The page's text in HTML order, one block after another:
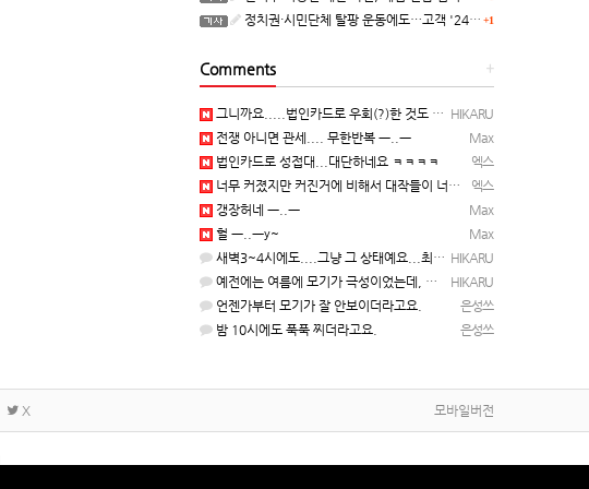
+1
정치권·시민단체 탈팡 운동에도…고객 '2470만명' 원상 회복, "고물가에 돌팡"
+
Comments
HIKARU
그니까요.....법인카드로 우회(?)한 것도 아니고, 대놓고...ㅋ ㅋ)
Max
전쟁 아니면 관세.... 무한반복 ㅡ..ㅡ
엑스
법인카드로 성접대...대단하네요 ㅋㅋㅋㅋ
엑스
너무 커졌지만 커진거에 비해서 대작들이 너무 줄었죠.........
Max
갱장허네 ㅡ..ㅡ
Max
헐 ㅡ..ㅡy~
HIKARU
새벽3~4시에도....그냥 그 상태예요...최근 1주일은....
HIKARU
예전에는 여름에 모기가 극성이었는데, 여름에는 안나오는 것 같은.....ㅎ ㅎ)
은성쓰
언젠가부터 모기가 잘 안보이더라고요.
은성쓰
밤 10시에도 푹푹 찌더라고요.
X 모바일버전